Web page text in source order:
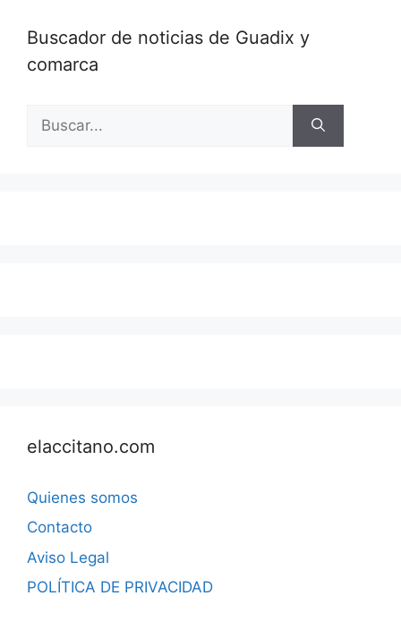
Buscador de noticias de Guadix y
comarca
elaccitano.com
Quienes somos
Contacto
Aviso Legal
POLÍTICA DE PRIVACIDAD